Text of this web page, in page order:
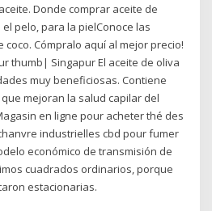
Donde comprar aceite de
el pelo, para la pielConoce las
Cómpralo aquí al mejor precio!
thumb| Singapur El aceite de oliva
muy beneficiosas. Contiene
mejoran la salud capilar del
en ligne pour acheter thé des
industrielles cbd pour fumer
económico de transmisión de
cuadrados ordinarios, porque
estacionarias.